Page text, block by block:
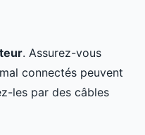
. Assurez-vous
connectés peuvent
les par des câbles